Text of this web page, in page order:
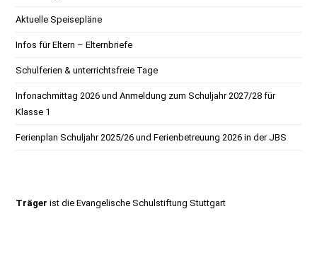
Aktuelle Speisepläne
Infos für Eltern – Elternbriefe
Schulferien & unterrichtsfreie Tage
Infonachmittag 2026 und Anmeldung zum Schuljahr 2027/28 für
Klasse 1
Ferienplan Schuljahr 2025/26 und Ferienbetreuung 2026 in der JBS
Träger ist dieEvangelische Schulstiftung Stuttgart